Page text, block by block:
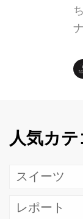
人気カ
スイーツ
レポート